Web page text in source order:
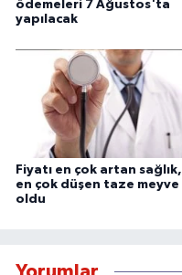
ödemeleri 7 Ağustos'ta
yapılacak
Fiyatı en çok artan sağlık,
en çok düşen taze meyve
oldu